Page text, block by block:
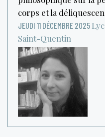
corps et la
JEUDI 11 DÉCEMBRE 2025
Saint-Quentin